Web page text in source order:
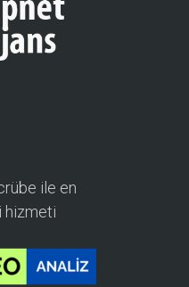
ile en
hizmeti